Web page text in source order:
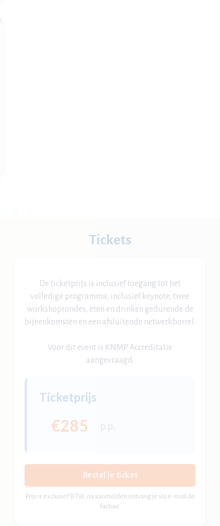
Tickets
De ticketprijs is inclusief toegang tot het
volledige programma; inclusief keynote, twee
workshoprondes, eten en drinken gedurende de
bijeenkomsten en een afsluitende netwerkborrel.
Voor dit event is KNMP Accreditatie
aangevraagd.
Ticketprijs
€285
Bestel je ticket
Prijs is exclusief BTW, na aanmelden ontvang je via e-mail de
factuur.